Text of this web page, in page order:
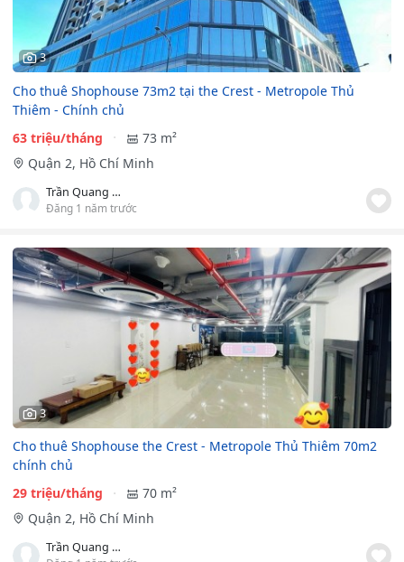
3
Cho thuê Shophouse 73m2 tại the Crest - Metropole Thủ
Thiêm - Chính chủ
63 triệu/tháng
73 m²
Quận 2, Hồ Chí Minh
Trần Quang Đại
Đăng 1 năm trước
3
Cho thuê Shophouse the Crest - Metropole Thủ Thiêm 70m2
chính chủ
29 triệu/tháng
70 m²
Quận 2, Hồ Chí Minh
Trần Quang Đại